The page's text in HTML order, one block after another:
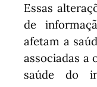
Essas
de
afetam a
associadas a
saúde do